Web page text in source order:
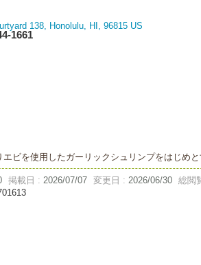
138, Honolulu, HI, 96815 US
1661
ビを使用したガーリックシュリンプをはじめ
掲載日 : 2026/07/07 変更日 : 2026/06/30 総閲